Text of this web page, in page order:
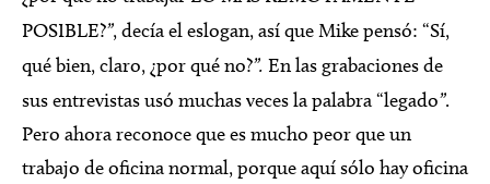
POSIBLE?”, decía el eslogan, así que Mike pensó: “Sí,
qué bien, claro, ¿por qué no?”. En las grabaciones de
sus entrevistas usó muchas veces la palabra “legado”.
Pero ahora reconoce que es mucho peor que un
trabajo de oficina normal, porque aquí sólo hay oficina